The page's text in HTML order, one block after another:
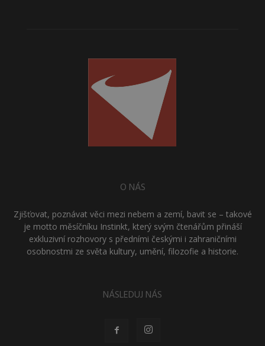
O NÁS
Zjišťovat, poznávat věci mezi nebem a zemí, bavit se – takové
je motto měsíčníku Instinkt, který svým čtenářům přináší
exkluzivní rozhovory s předními českými i zahraničními
osobnostmi ze světa kultury, umění, filozofie a historie.
NÁSLEDUJ NÁS